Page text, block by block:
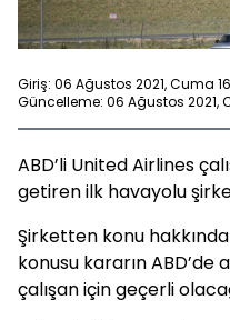
Giriş: 06 Ağustos 2021, Cuma
Güncelleme: 06 Ağustos 2021,
ABD’li United Airlines
getiren ilk havayolu
Şirketten konu
konusu kararın
çalışan için geçerli